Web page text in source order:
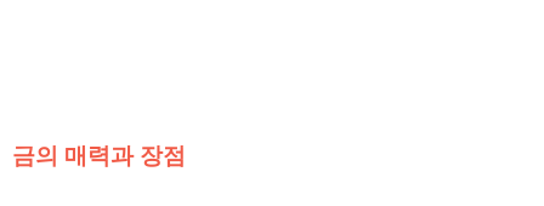
금의 매력과 장점